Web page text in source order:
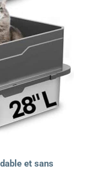
et sans